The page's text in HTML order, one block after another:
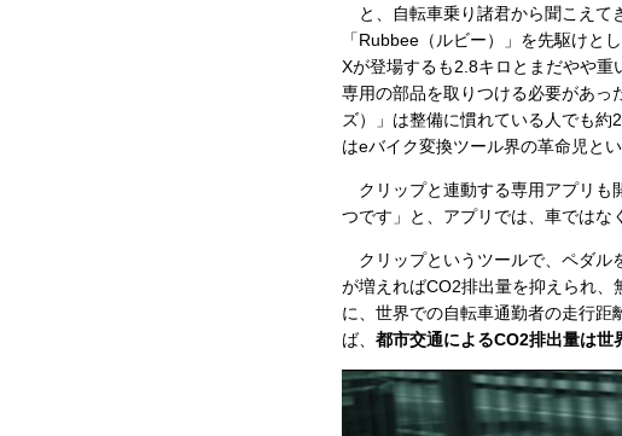
と、自転車乗り諸君から聞こえて
「Rubbee（ルビー）」を先駆けと
Xが登場するも2.8キロとまだやや
専用の部品を取りつける必要があっ
ズ）」は整備に慣れている人でも
はeバイク変換ツール界の革命児とい
クリップと連動する専用アプリも
つです」と、アプリでは、車ではな
クリップというツールで、ペダル
が増えればCO2排出量を抑えられ
に、世界での自転車通勤者の走行
ば、 都市交通によるCO2排出量は世